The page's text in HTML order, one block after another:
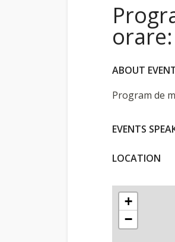
ABOUT
Program de
EVENTS
LOCATION
+
−